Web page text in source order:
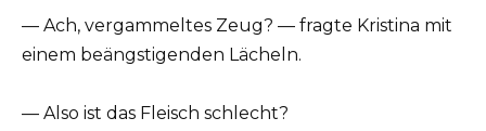
— Ach, vergammeltes Zeug? — fragte Kristina mit
einem beängstigenden Lächeln.
— Also ist das Fleisch schlecht?